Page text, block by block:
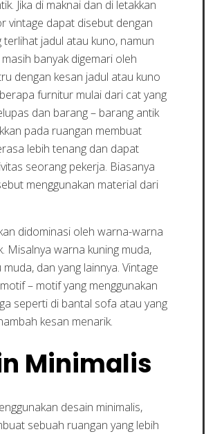
Jika di maknai dan di letakkan
vintage dapat disebut dengan
terlihat jadul atau kuno, namun
banyak digemari oleh
dengan kesan jadul atau kuno
furnitur mulai dari cat yang
dan barang – barang antik
pada ruangan membuat
lebih tenang dan dapat
seorang pekerja. Biasanya
menggunakan material dari
didominasi oleh warna-warna
Misalnya warna kuning muda,
dan yang lainnya. Vintage
– motif yang menggunakan
seperti di bantal sofa atau yang
kesan menarik.
Minimalis
desain minimalis,
sebuah ruangan yang lebih